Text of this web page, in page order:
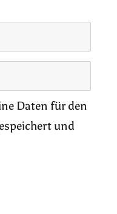
Daten für den
und